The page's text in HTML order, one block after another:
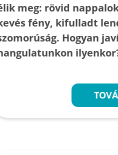
meg: rövid
fény, kifulladt
Hogyan